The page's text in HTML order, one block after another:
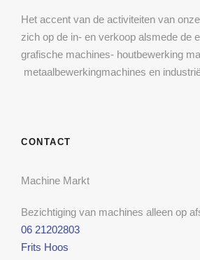
Het accent van de activiteiten van
zich op de in- en verkoop alsmede de
grafische machines- houtbewerking
metaalbewerkingmachines en
CONTACT
Machine Markt
Bezichtiging van machines alleen op
06 21202803
Frits Hoos